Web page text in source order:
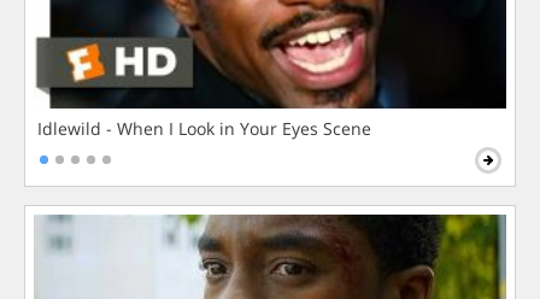
Idlewild - When I Look in Your Eyes Scene